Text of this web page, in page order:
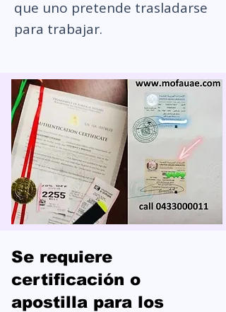
que uno pretende trasladarse
para trabajar.
Se requiere
certificación o
apostilla para los